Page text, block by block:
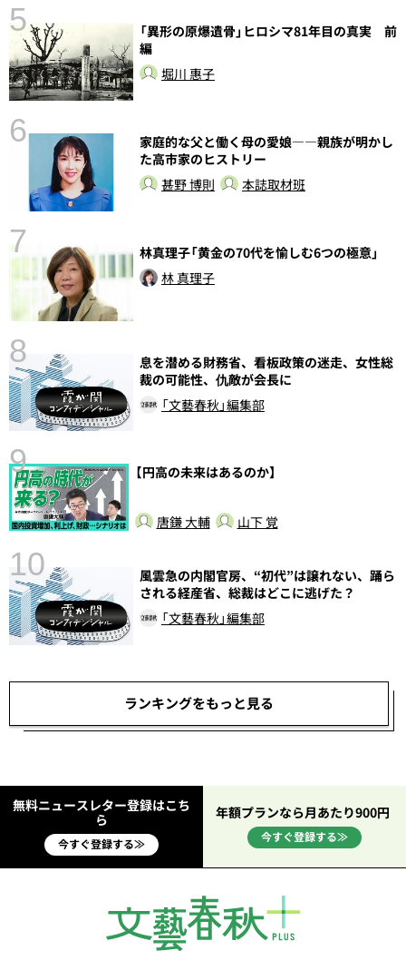
5
「異形の原爆遺骨」ヒロシマ81年目の真実 前
編
堀川 惠子
6
家庭的な父と働く母の愛娘――親族が明かし
た高市家のヒストリー
甚野 博則
本誌取材班
7
林真理子「黄金の70代を愉しむ6つの極意」
林 真理子
8
息を潜める財務省、看板政策の迷走、女性総
裁の可能性、仇敵が会長に
「文藝春秋」編集部
9 【円高の未来はあるのか】
唐鎌 大輔 山下 覚
10
風雲急の内閣官房、“初代”は譲れない、踊ら
される経産省、総裁はどこに逃げた？
「文藝春秋」編集部
ランキングをもっと見る
無料ニュースレター登録はこち
ら
今すぐ登録する≫
年額プランなら月あたり900円
今すぐ登録する≫